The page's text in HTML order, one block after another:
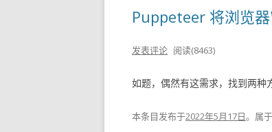
Puppeteer 将浏览
发表评论 阅读(8463)
如题，偶然有这需求，找到两
本条目发布于2022年5月17日。属于